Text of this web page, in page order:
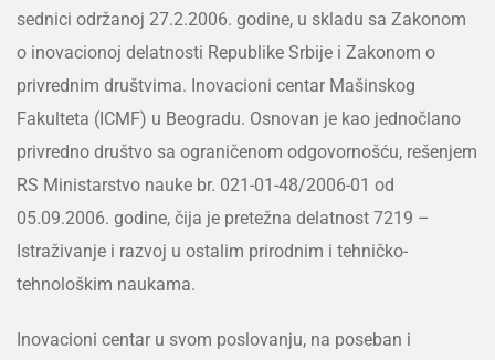
sednici održanoj 27.2.2006. godine, u skladu sa Zakonom
o inovacionoj delatnosti Republike Srbije i Zakonom o
privrednim društvima. Inovacioni centar Mašinskog
Fakulteta (ICMF) u Beogradu. Osnovan je kao jednočlano
privredno društvo sa ograničenom odgovornošću, rešenjem
RS Ministarstvo nauke br. 021-01-48/2006-01 od
05.09.2006. godine, čija je pretežna delatnost 7219 –
Istraživanje i razvoj u ostalim prirodnim i tehničko-
tehnološkim naukama.
Inovacioni centar u svom poslovanju, na poseban i